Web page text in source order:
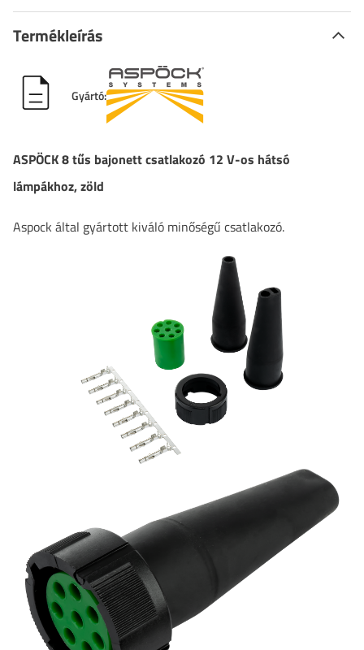
Termékleírás
Gyártó:
ASPÖCK 8 tűs bajonett csatlakozó 12 V-os hátsó
lámpákhoz, zöld
Aspock által gyártott kiváló minőségű csatlakozó.